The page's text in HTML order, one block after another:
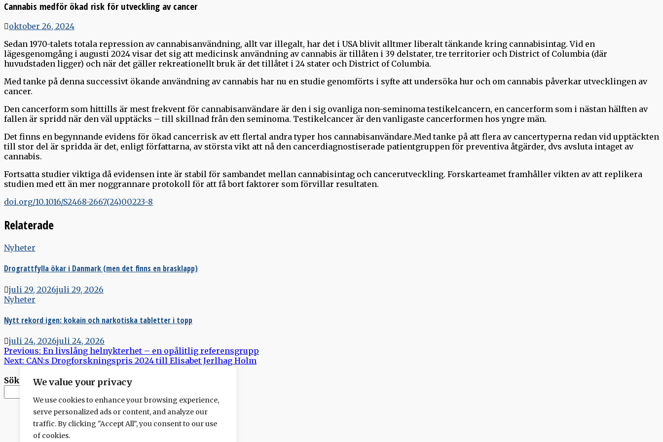
We value your privacy
We use cookies to enhance your browsing experience,
serve personalized ads or content, and analyze our
traffic. By clicking "Accept All", you consent to our use
of cookies.
Cannabis medför ökad risk för utveckling av cancer
oktober 26, 2024
Sedan 1970-talets totala repression av cannabisanvändning, allt var illegalt, har det i USA blivit alltmer liberalt tänkande kring cannabisintag. Vid en
lägesgenomgång i augusti 2024 visar det sig att medicinsk användning av cannabis är tillåten i 39 delstater, tre territorier och District of Columbia (där
huvudstaden ligger) och när det gäller rekreationellt bruk är det tillåtet i 24 stater och District of Columbia.
Med tanke på denna successivt ökande användning av cannabis har nu en studie genomförts i syfte att undersöka hur och om cannabis påverkar utvecklingen av
cancer.
Den cancerform som hittills är mest frekvent för cannabisanvändare är den i sig ovanliga non-seminoma testikelcancern, en cancerform som i nästan hälften av
fallen är spridd när den väl upptäcks – till skillnad från den seminoma. Testikelcancer är den vanligaste cancerformen hos yngre män.
Det finns en begynnande evidens för ökad cancerrisk av ett flertal andra typer hos cannabisanvändare.Med tanke på att flera av cancertyperna redan vid upptäckten
till stor del är spridda är det, enligt författarna, av största vikt att nå den cancerdiagnostiserade patientgruppen för preventiva åtgärder, dvs avsluta intaget av
cannabis.
Fortsatta studier viktiga då evidensen inte är stabil för sambandet mellan cannabisintag och cancerutveckling. Forskarteamet framhåller vikten av att replikera
studien med ett än mer noggrannare protokoll för att få bort faktorer som förvillar resultaten.
doi.org/10.1016/S2468-2667(24)00223-8
Relaterade
Nyheter
Drograttfylla ökar i Danmark (men det finns en brasklapp)
juli 29, 2026juli 29, 2026
Nyheter
Nytt rekord igen: kokain och narkotiska tabletter i topp
juli 24, 2026juli 24, 2026
Inläggsnavigering
Previous: En livslång helnykterhet – en opålitlig referensgrupp
Next: CAN:s Drogforskningspris 2024 till Elisabet Jerlhag Holm
Sök